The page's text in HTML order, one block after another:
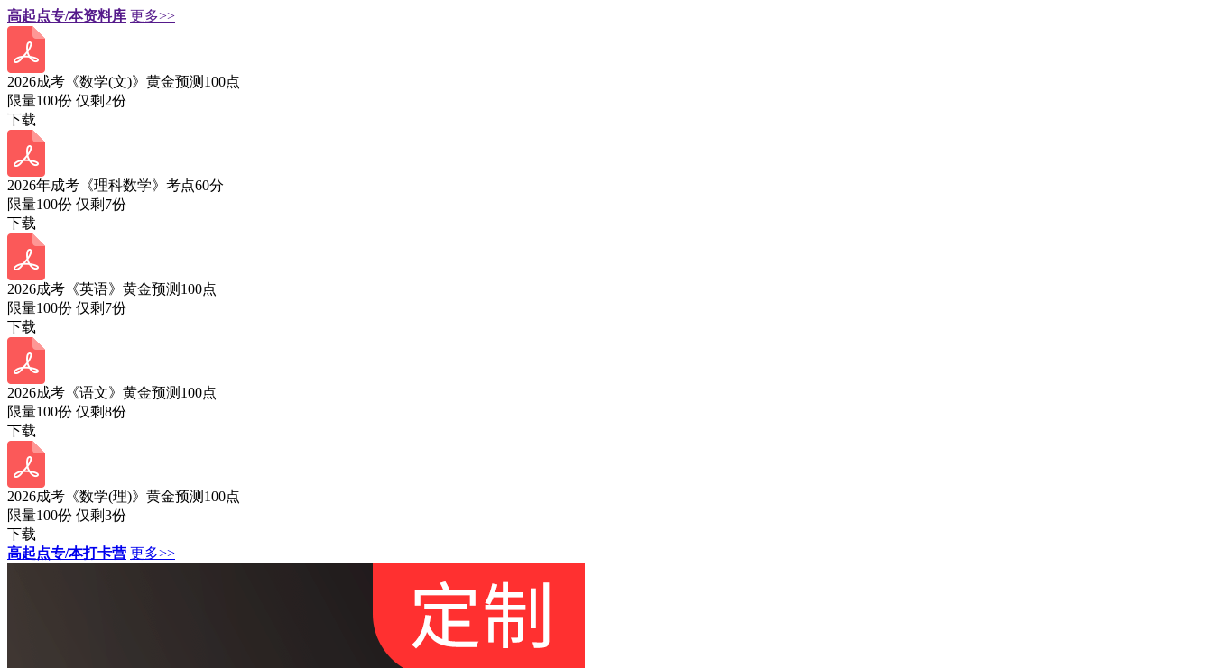
高起点专/本资料库 更多>>
2026成考《数学(文)》黄金预测100点
限量100份 仅剩 2份
下载
2026年成考《理科数学》考点60分
限量100份 仅剩 7份
下载
2026成考《英语》黄金预测100点
限量100份 仅剩 7份
下载
2026成考《语文》黄金预测100点
限量100份 仅剩8份
下载
2026成考《数学(理)》黄金预测100点
限量100份 仅剩3份
下载
高起点专/本打卡营 更多>>